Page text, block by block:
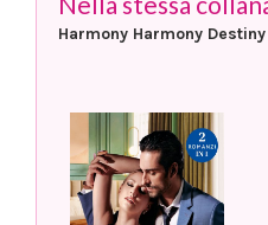
Harmony Harmony